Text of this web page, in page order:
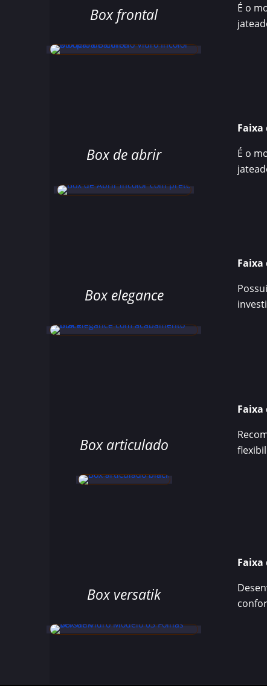
Box frontal
É o
Box de abrir
Faixa
É o
Box elegance
Faixa
Box articulado
Faixa
Box versatik
Faixa